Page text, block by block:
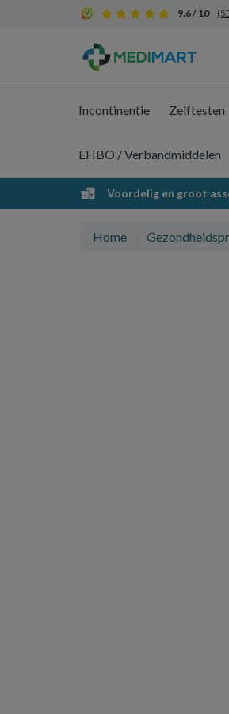
9.6 / 10
Incontinentie Zelftesten
EHBO / Verbandmiddelen
Voordelig en groot
Home